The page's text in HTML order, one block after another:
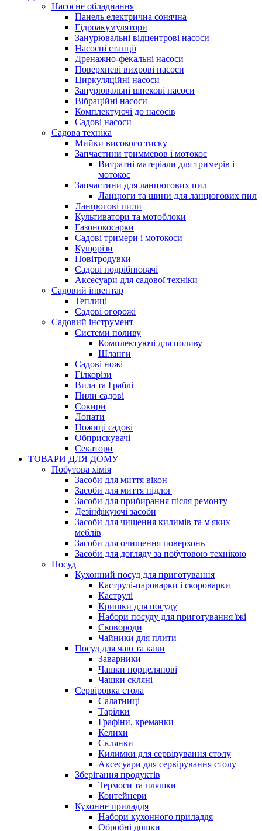
Насосне обладнання
Панель електрична сонячна
Гідроакумулятори
Занурювальні відцентрові насоси
Насосні станції
Дренажно-фекальні насоси
Поверхневі вихрові насоси
Циркуляційні насоси
Занурювальні шнекові насоси
Вібраційні насоси
Комплектуючі до насосів
Cадові насоси
Садова техніка
Мийки високого тиску
Запчастини триммеров і мотокос
Витратні матеріали для тримерів і
мотокос
Запчастини для ланцюгових пил
Ланцюги та шини для ланцюгових пил
Ланцюгові пили
Культиватори та мотоблоки
Газонокосарки
Садові тримери і мотокоси
Кущорізи
Повітродувки
Садові подрібнювачі
Аксесуари для садової техніки
Садовий інвентар
Теплиці
Садові огорожі
Садовий інструмент
Системи поливу
Комплектуючі для поливу
Шланги
Садові ножі
Гілкорізи
Вила та Граблі
Пили садові
Сокири
Лопати
Ножиці садові
Обприскувачі
Секатори
ТОВАРИ ДЛЯ ДОМУ
Побутова хімія
Засоби для миття вікон
Засоби для миття підлог
Засоби для прибирання після ремонту
Дезінфікуючі засоби
Засоби для чищення килимів та м'яких
меблів
Засоби для очищення поверхонь
Засоби для догляду за побутовою технікою
Посуд
Кухонний посуд для приготування
Каструлі-пароварки і скороварки
Каструлі
Кришки для посуду
Набори посуду для приготування їжі
Сковороди
Чайники для плити
Посуд для чаю та кави
Заварники
Чашки порцелянові
Чашки скляні
Сервіровка стола
Салатниці
Тарілки
Графіни, креманки
Келихи
Склянки
Килимки для сервірування столу
Аксесуари для сервірування столу
Зберігання продуктів
Термоси та пляшки
Контейнери
Кухонне приладдя
Набори кухонного приладдя
Обробні дошки